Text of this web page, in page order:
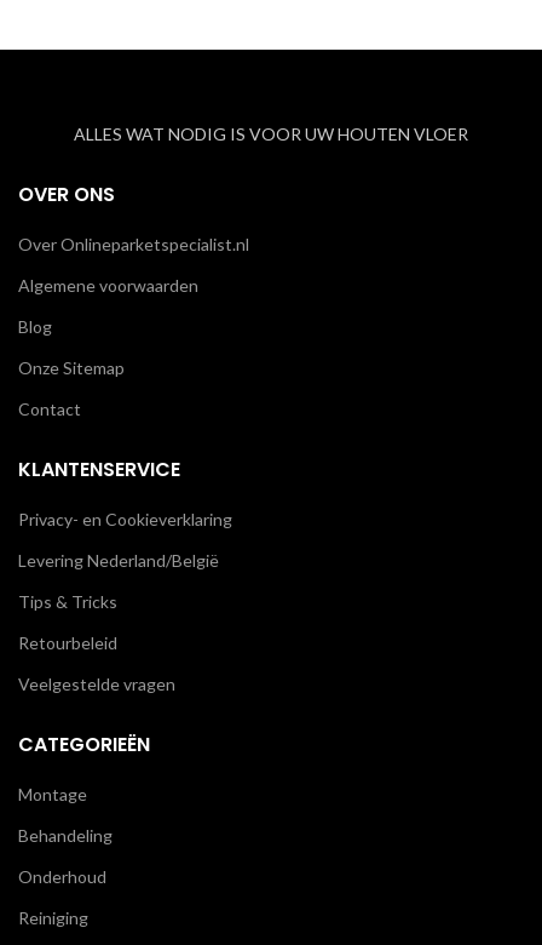
ALLES WAT NODIG IS VOOR UW HOUTEN VLOER
OVER ONS
Over Onlineparketspecialist.nl
Algemene voorwaarden
Blog
Onze Sitemap
Contact
KLANTENSERVICE
Privacy- en Cookieverklaring
Levering Nederland/België
Tips & Tricks
Retourbeleid
Veelgestelde vragen
CATEGORIEËN
Montage
Behandeling
Onderhoud
Reiniging